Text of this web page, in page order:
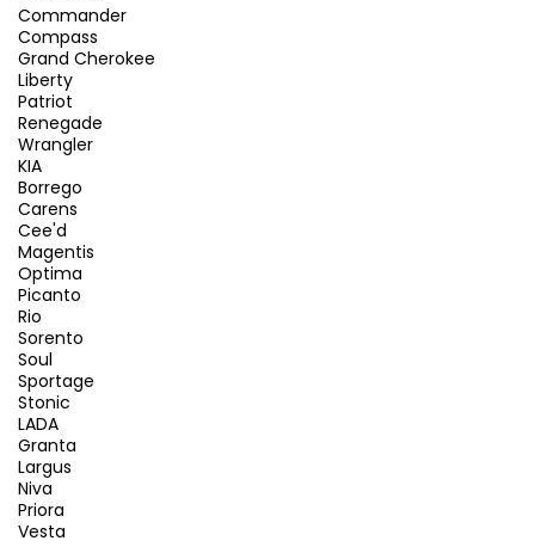
Commander
Compass
Grand Cherokee
Liberty
Patriot
Renegade
Wrangler
KIA
Borrego
Carens
Cee'd
Magentis
Optima
Picanto
Rio
Sorento
Soul
Sportage
Stonic
LADA
Granta
Largus
Niva
Priora
Vesta